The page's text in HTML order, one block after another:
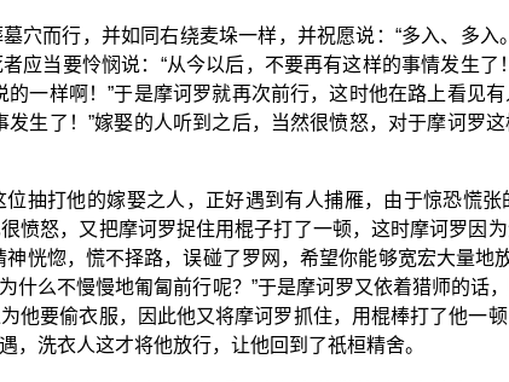
穴而行，并如同右绕麦垛一样，并祝愿说：“多入、多入
应当要怜悯说：“从今以后，不要再有这样的事情发生了
一样啊！”于是摩诃罗就再次前行，这时他在路上看见
生了！”嫁娶的人听到之后，当然很愤怒，对于摩诃罗
抽打他的嫁娶之人，正好遇到有人捕雁，由于惊恐慌
愤怒，又把摩诃罗捉住用棍子打了一顿，这时摩诃罗因
恍惚，慌不择路，误碰了罗网，希望你能够宽宏大量地
什么不慢慢地匍匐前行呢？”于是摩诃罗又依着猎师的话
他要偷衣服，因此他又将摩诃罗抓住，用棍棒打了他一
，洗衣人这才将他放行，让他回到了祇桓精舍。